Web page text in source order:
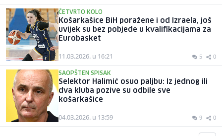
ČETVRTO KOLO
Košarkašice BiH poražene i od Izraela, još
uvijek su bez pobjede u kvalifikacijama za
Eurobasket
11.03.2026. u 16:21 5 0
SAOPŠTEN SPISAK
Selektor Halimić osuo paljbu: Iz jednog ili
dva kluba pozive su odbile sve
košarkašice
04.03.2026. u 13:59 9 0